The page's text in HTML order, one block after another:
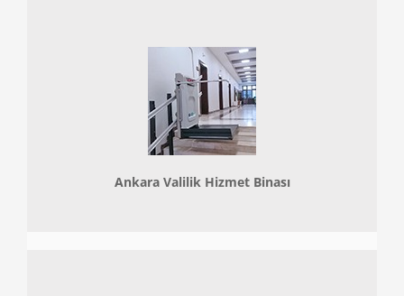
Ankara Valilik Hizmet Binası